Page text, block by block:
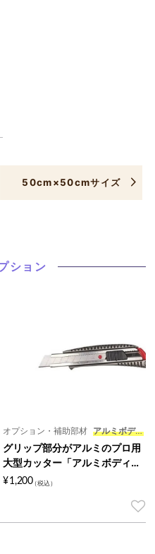
50cm×50cmサイズ
ション
価のうち、
オプション・補助部材 アルミボディ
ーカッター
グリップ部分がアルミのプロ用
大型カッター「アルミボディー
カッター」
¥1,200